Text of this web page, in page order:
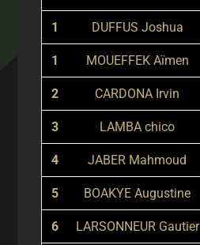
1 DUFFUS Joshua
1 MOUEFFEK Aïmen
2 CARDONA Irvin
3 LAMBA chico
4 JABER Mahmoud
5 BOAKYE Augustine
6 LARSONNEUR Gautier